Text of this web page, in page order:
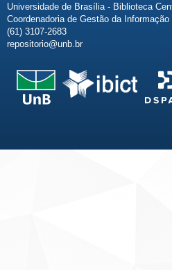
Universidade de Brasília - Biblioteca
Coordenadoria de Gestão da
(61) 3107-2683
repositorio@unb.br